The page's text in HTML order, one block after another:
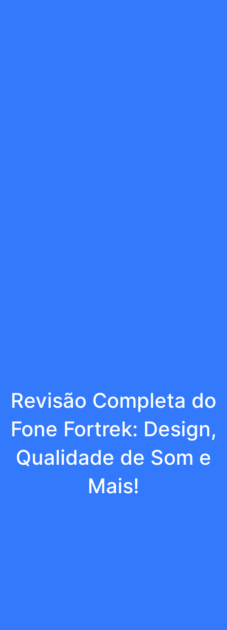
Revisão Completa do
Fone Fortrek: Design,
Qualidade de Som e
Mais!